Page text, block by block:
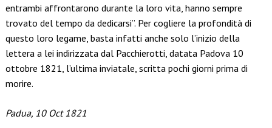
entrambi affrontarono durante la loro vita, hanno sempre
trovato del tempo da dedicarsi”. Per cogliere la profondità di
questo loro legame, basta infatti anche solo l’inizio della
lettera a lei indirizzata dal Pacchierotti, datata Padova 10
ottobre 1821, l’ultima inviatale, scritta pochi giorni prima di
morire.
Padua, 10 Oct 1821